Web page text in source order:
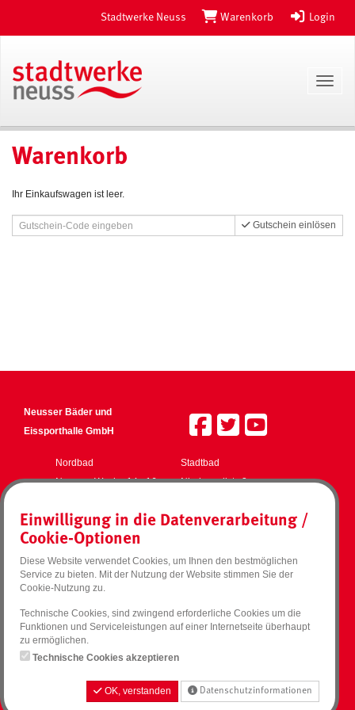
Stadtwerke Neuss Warenkorb Login
Warenkorb
Ihr Einkaufswagen ist leer.
Gutschein einlösen
Neusser Bäder und
Eissporthalle GmbH
Nordbad
Neusser Weyhe 14 - 16
Stadtbad
Niederwallstr. 3
Südbad
Jakob-Koch-Str. 1
41466 Neuss
Eissporthalle
41466 Neuss
Social Media
Twitter
Instagram
YouTube
Zahlmethoden
MasterCard
PayPal
Visa
Impressum
Datenschutzhinweise
Barrierefreiheit
Einwilligung in die Datenverarbeitung /
Cookie-Optionen
Diese Website verwendet Cookies, um Ihnen den bestmöglichen
Service zu bieten. Mit der Nutzung der Website stimmen Sie der
Cookie-Nutzung zu.
Technische Cookies, sind zwingend erforderliche Cookies um die
Funktionen und Serviceleistungen auf einer Internetseite überhaupt
zu ermöglichen.
Technische Cookies akzeptieren
OK, verstanden Datenschutzinformationen